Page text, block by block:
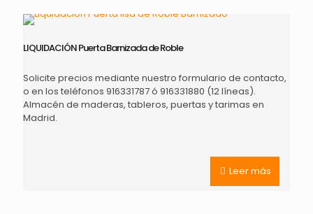
LIQUIDACIÓN Puerta Barnizada de Roble
Solicite precios mediante nuestro formulario de contacto,
o en los teléfonos 916331787 ó 916331880 (12 líneas).
Almacén de maderas, tableros, puertas y tarimas en
Madrid.
Leer más